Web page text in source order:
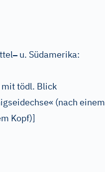
–u. Südamerika:
tödl. Blick
(nach einem
Kopf)]